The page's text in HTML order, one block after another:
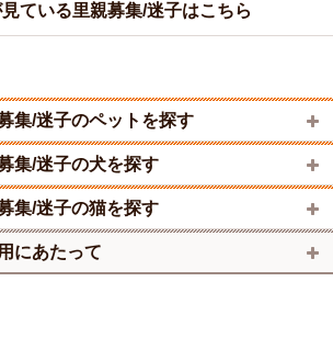
ている里親募集/迷子はこちら
集/迷子のペットを探す
集/迷子の犬を探す
集/迷子の猫を探す
にあたって